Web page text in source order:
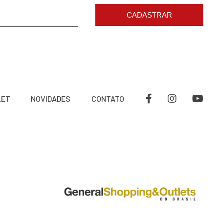
CADASTRAR
NOVIDADES CONTATO